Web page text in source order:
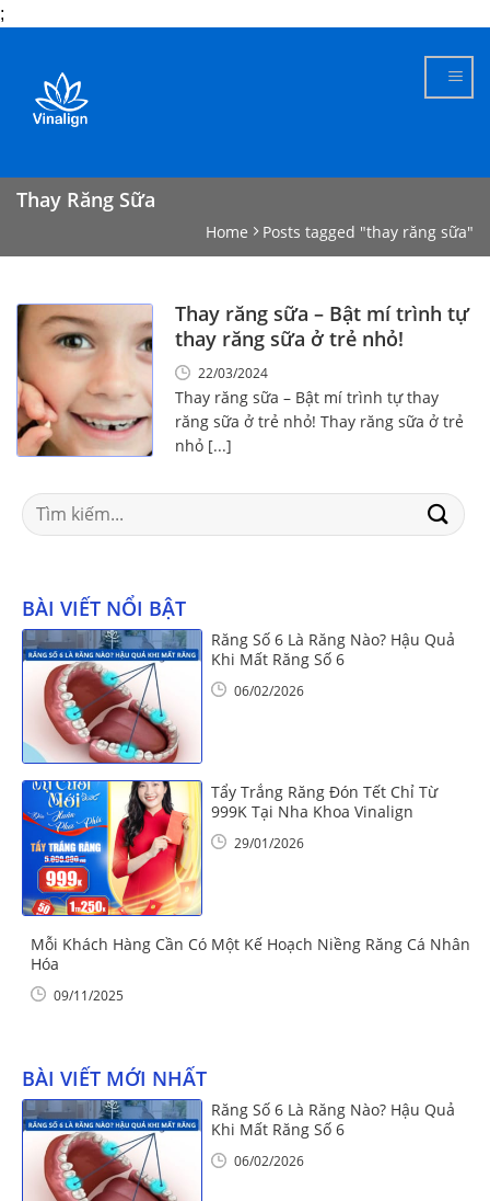
;
content
Thay Răng Sữa
Home Posts tagged "thay răng sữa"
Thay răng sữa – Bật mí trình tự
thay răng sữa ở trẻ nhỏ!
22/03/2024
Thay răng sữa – Bật mí trình tự thay
răng sữa ở trẻ nhỏ! Thay răng sữa ở trẻ
nhỏ [...]
Search
for:
BÀI VIẾT NỔI BẬT
Răng Số 6 Là Răng Nào? Hậu Quả
Khi Mất Răng Số 6
06/02/2026
Tẩy Trắng Răng Đón Tết Chỉ Từ
999K Tại Nha Khoa Vinalign
29/01/2026
Mỗi Khách Hàng Cần Có Một Kế Hoạch Niềng Răng Cá Nhân
Hóa
09/11/2025
BÀI VIẾT MỚI NHẤT
Răng Số 6 Là Răng Nào? Hậu Quả
Khi Mất Răng Số 6
06/02/2026